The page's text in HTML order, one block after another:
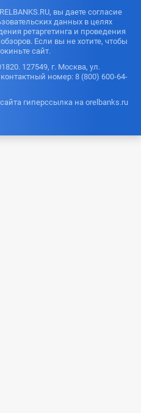
вы даете согласие
данных в целях
ретаргетинга и проведения
Если вы не хотите, чтобы
сайт.
127549, г. Москва, ул.
номер: 8 (800) 600-64-
гиперссылка на orelbanks.ru